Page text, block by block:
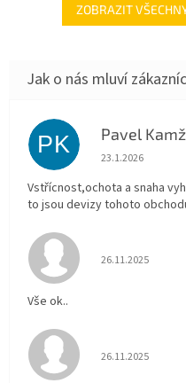
ZOBRAZIT
PK Pavel
Hodnocení
23.1.2026
Vstřícnost,ochota a snaha
to jsou devizy tohoto
Hodnocení
26.11.2025
Vše ok..
Hodnocení
26.11.2025